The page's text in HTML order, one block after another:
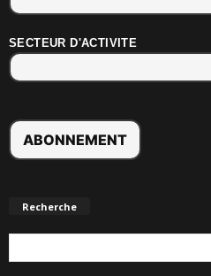
SECTEUR D'ACTIVITE
Recherche